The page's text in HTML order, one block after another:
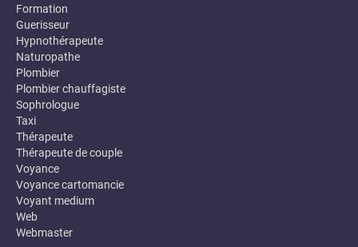
Formation
Guerisseur
Hypnothérapeute
Naturopathe
Plombier
Plombier chauffagiste
Sophrologue
Taxi
Thérapeute
Thérapeute de couple
Voyance
Voyance cartomancie
Voyant medium
Web
Webmaster